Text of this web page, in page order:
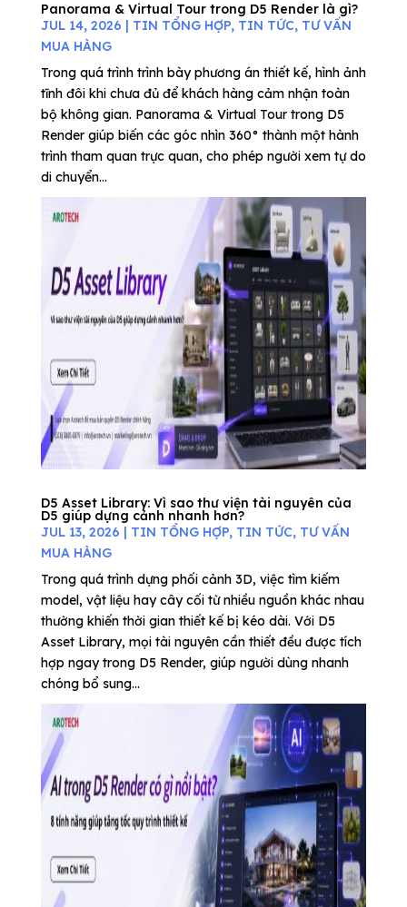
Panorama & Virtual Tour trong D5 Render là gì?
JUL 14, 2026 | TIN TỔNG HỢP, TIN TỨC, TƯ VẤN
MUA HÀNG
Trong quá trình trình bày phương án thiết kế, hình ảnh
tĩnh đôi khi chưa đủ để khách hàng cảm nhận toàn
bộ không gian. Panorama & Virtual Tour trong D5
Render giúp biến các góc nhìn 360° thành một hành
trình tham quan trực quan, cho phép người xem tự do
di chuyển...
D5 Asset Library: Vì sao thư viện tài nguyên của
D5 giúp dựng cảnh nhanh hơn?
JUL 13, 2026 | TIN TỔNG HỢP, TIN TỨC, TƯ VẤN
MUA HÀNG
Trong quá trình dựng phối cảnh 3D, việc tìm kiếm
model, vật liệu hay cây cối từ nhiều nguồn khác nhau
thường khiến thời gian thiết kế bị kéo dài. Với D5
Asset Library, mọi tài nguyên cần thiết đều được tích
hợp ngay trong D5 Render, giúp người dùng nhanh
chóng bổ sung...